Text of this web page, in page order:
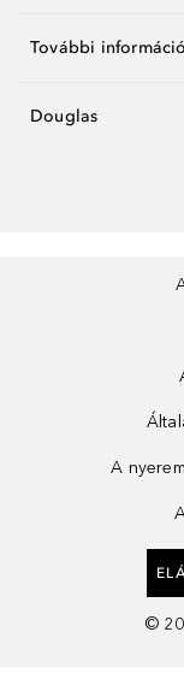
További
Douglas
A
©